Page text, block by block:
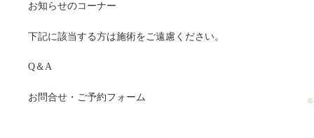
お知らせのコーナー
下記に該当する方は施術をご遠慮ください。
Q＆A
お問合せ・ご予約フォーム